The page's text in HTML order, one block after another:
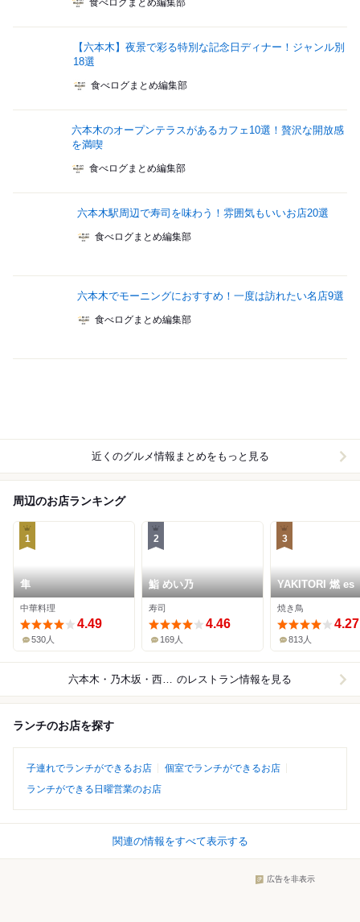
食べログまとめ編集部
【六本木】夜景で彩る特別な記念日ディナー！ジャンル別
18選
食べログまとめ編集部
六本木のオープンテラスがあるカフェ10選！贅沢な開放感
を満喫
食べログまとめ編集部
六本木駅周辺で寿司を味わう！雰囲気もいいお店20選
食べログまとめ編集部
六本木でモーニングにおすすめ！一度は訪れたい名店9選
食べログまとめ編集部
近くのグルメ情報まとめをもっと見る
周辺のお店ランキング
1
隼
中華料理
4.49
530人
2
鮨 めい乃
寿司
4.46
169人
3
YAKITORI 燃 es
焼き鳥
4.27
813人
六本木・乃木坂・西麻布 のレストラン情報を見る
ランチのお店を探す
子連れでランチができるお店
個室でランチができるお店
ランチができる日曜営業のお店
関連の情報をすべて表示する
広告を非表示